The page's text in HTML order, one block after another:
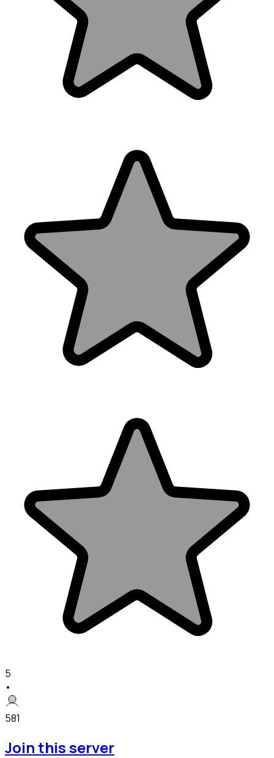
5
•
581
Join this server